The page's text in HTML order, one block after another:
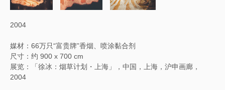
2004
媒材：66万只“富贵牌”香烟、喷涂黏合剂
尺寸：约 900 x 700 cm
展览：「徐冰：烟草计划・上海」，中国，上海，沪申画廊，
2004